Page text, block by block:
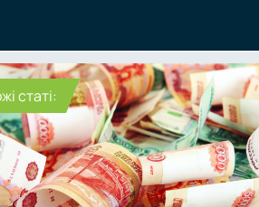
статі: